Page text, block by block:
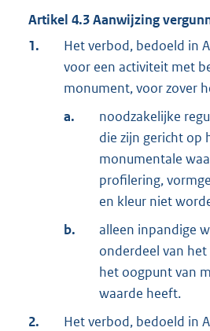
Artikel 4.3Aanwijzing
1.
Het verbod, bedoeld in
voor een activiteit met
monument, voor zover
a.
noodzakelijke
die zijn gericht op
monumentale
profilering,
en kleur niet
b.
alleen inpandige
onderdeel van
het oogpunt van
waarde heeft.
2.
Het verbod, bedoeld in